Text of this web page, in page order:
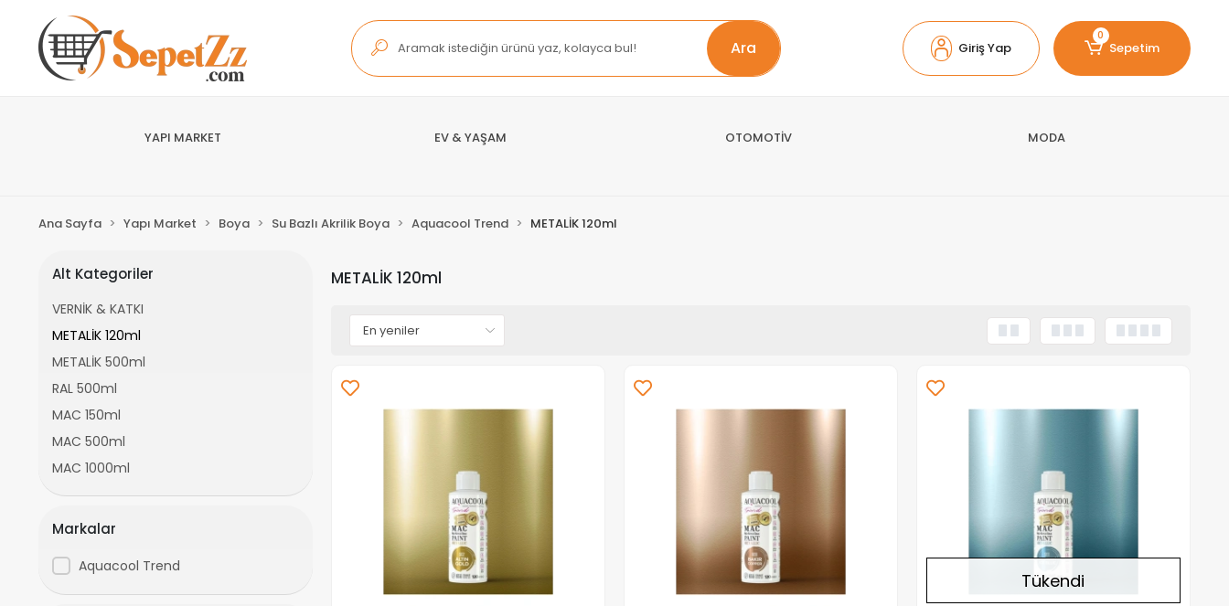
Ara Giriş Yap
0
Sepetim
YAPI MARKET EV & YAŞAM OTOMOTİV MODA
Ana Sayfa Yapı Market Boya Su Bazlı Akrilik Boya Aquacool Trend METALİK 120ml
Alt Kategoriler
VERNİK & KATKI
METALİK 120ml
METALİK 500ml
RAL 500ml
MAC 150ml
MAC 500ml
MAC 1000ml
Markalar
Aquacool Trend
METALİK 120ml
Tükendi